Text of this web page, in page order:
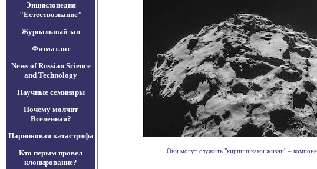
Энциклопедия
"Естествознание"
Журнальный зал
Физматлит
News of Russian Science
and Technology
Научные семинары
Почему молчит
Вселенная?
Парниковая катастрофа
Кто перым провел
клонирование?
Они могут служить "кирпичиками жизни" –